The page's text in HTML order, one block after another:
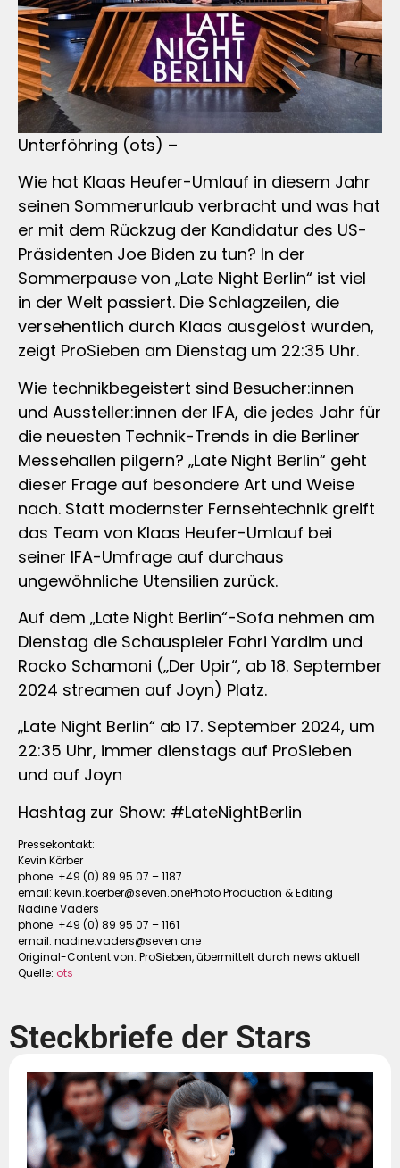
Unterföhring (ots) –
Wie hat Klaas Heufer-Umlauf in diesem Jahr
seinen Sommerurlaub verbracht und was hat
er mit dem Rückzug der Kandidatur des US-
Präsidenten Joe Biden zu tun? In der
Sommerpause von „Late Night Berlin“ ist viel
in der Welt passiert. Die Schlagzeilen, die
versehentlich durch Klaas ausgelöst wurden,
zeigt ProSieben am Dienstag um 22:35 Uhr.
Wie technikbegeistert sind Besucher:innen
und Aussteller:innen der IFA, die jedes Jahr für
die neuesten Technik-Trends in die Berliner
Messehallen pilgern? „Late Night Berlin“ geht
dieser Frage auf besondere Art und Weise
nach. Statt modernster Fernsehtechnik greift
das Team von Klaas Heufer-Umlauf bei
seiner IFA-Umfrage auf durchaus
ungewöhnliche Utensilien zurück.
Auf dem „Late Night Berlin“-Sofa nehmen am
Dienstag die Schauspieler Fahri Yardim und
Rocko Schamoni („Der Upir“, ab 18. September
2024 streamen auf Joyn) Platz.
„Late Night Berlin“ ab 17. September 2024, um
22:35 Uhr, immer dienstags auf ProSieben
und auf Joyn
Hashtag zur Show: #LateNightBerlin
Pressekontakt:
Kevin Körber
phone: +49 (0) 89 95 07 – 1187
email: kevin.koerber@seven.onePhotoProduction & Editing
Nadine Vaders
phone: +49 (0) 89 95 07 – 1161
email: nadine.vaders@seven.one
Original-Content von: ProSieben, übermittelt durch news aktuell
Quelle: ots
Steckbriefe der Stars